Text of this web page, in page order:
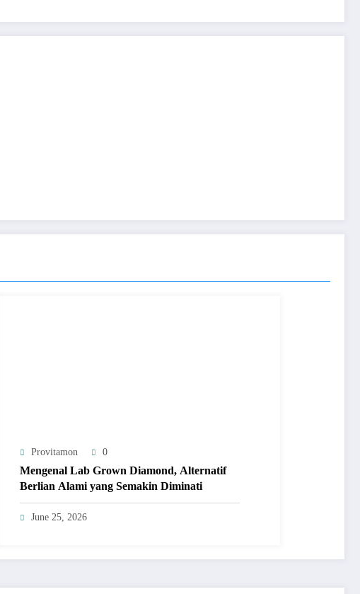
Provitamon 0
Mengenal Lab Grown Diamond, Alternatif
Berlian Alami yang Semakin Diminati
June 25, 2026